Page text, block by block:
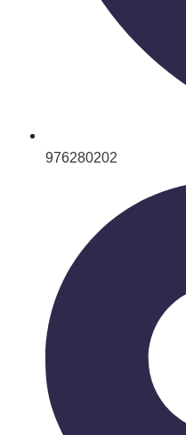
976280202